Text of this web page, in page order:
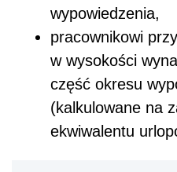
wypowiedzenia,
pracownikowi
w wysokości
część okresu
(kalkulowane na
ekwiwalentu